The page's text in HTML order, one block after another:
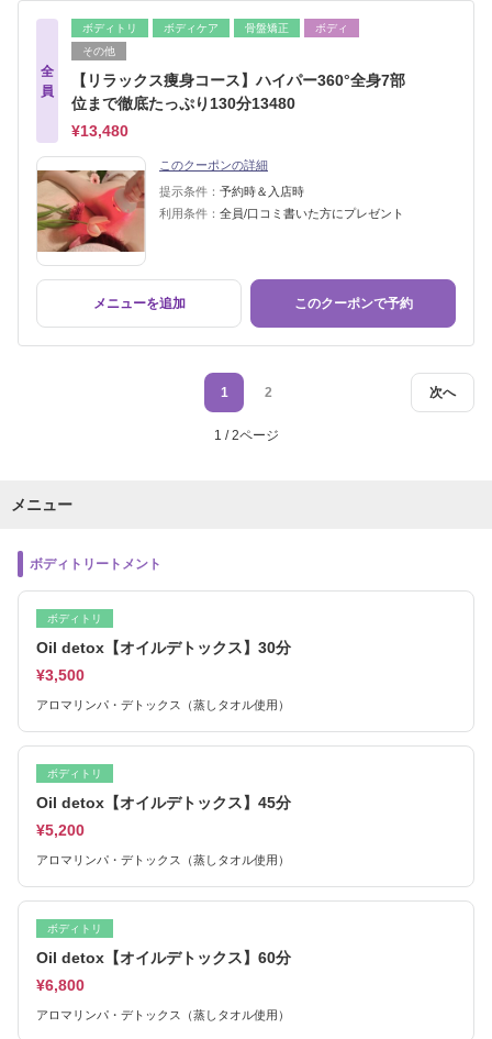
全
員
ボディトリ ボディケア 骨盤矯正
ボディ
その他
【リラックス痩身コース】ハイパー360°全身7部
位まで徹底たっぷり130分13480
¥13,480
このクーポンの詳細
提示条件： 予約時＆入店時
利用条件： 全員/口コミ書いた方にプレゼント
メニューを追加 このクーポンで予約
次へ
1 2
1 / 2ページ
メニュー
ボディトリートメント
ボディトリ
Oil detox【オイルデトックス】30分
¥3,500
アロマリンパ・デトックス（蒸しタオル使用）
ボディトリ
Oil detox【オイルデトックス】45分
¥5,200
アロマリンパ・デトックス（蒸しタオル使用）
ボディトリ
Oil detox【オイルデトックス】60分
¥6,800
アロマリンパ・デトックス（蒸しタオル使用）